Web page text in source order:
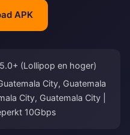
APK
(Lollipop en hoger)
City, Guatemala
City, Guatemala City |
10Gbps